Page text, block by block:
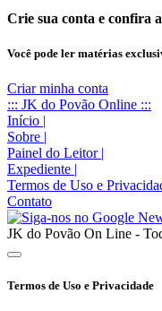
Crie sua conta e confira
Você pode ler matérias
Criar minha conta
::: JK do Povão Online :::
Início |
Sobre |
Painel do Leitor |
Expediente |
Termos de Uso e
Contato
JK do Povão On Line -
Termos de Uso e Privacidade